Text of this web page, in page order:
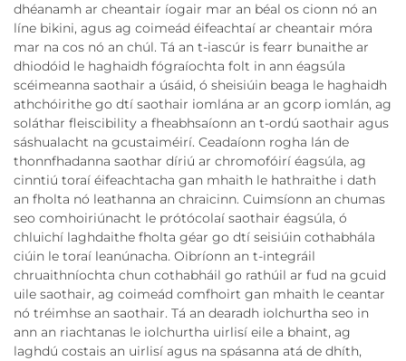
dhéanamh ar cheantair íogair mar an béal os cionn nó an
líne bikini, agus ag coimeád éifeachtaí ar cheantair móra
mar na cos nó an chúl. Tá an t-iascúr is fearr bunaithe ar
dhiodóid le haghaidh fógraíochta folt in ann éagsúla
scéimeanna saothair a úsáid, ó sheisiúin beaga le haghaidh
athchóirithe go dtí saothair iomlána ar an gcorp iomlán, ag
soláthar fleiscibility a fheabhsaíonn an t-ordú saothair agus
sáshualacht na gcustaiméirí. Ceadaíonn rogha lán de
thonnfhadanna saothar díriú ar chromofóirí éagsúla, ag
cinntiú toraí éifeachtacha gan mhaith le hathraithe i dath
an fholta nó leathanna an chraicinn. Cuimsíonn an chumas
seo comhoiriúnacht le prótócolaí saothair éagsúla, ó
chluichí laghdaithe fholta géar go dtí seisiúin cothabhála
ciúin le toraí leanúnacha. Oibríonn an t-integráil
chruaithníochta chun cothabháil go rathúil ar fud na gcuid
uile saothair, ag coimeád comfhoirt gan mhaith le ceantar
nó tréimhse an saothair. Tá an dearadh iolchurtha seo in
ann an riachtanas le iolchurtha uirlisí eile a bhaint, ag
laghdú costais an uirlisí agus na spásanna atá de dhíth,